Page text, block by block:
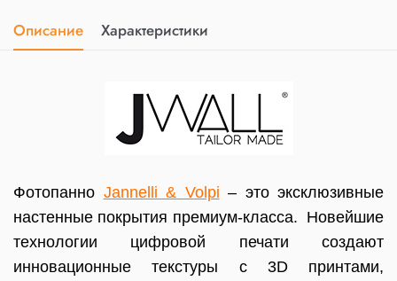
Описание Характеристики
Фотопанно Jannelli & Volpi – это эксклюзивные
настенные покрытия премиум-класса. Новейшие
технологии цифровой печати создают
инновационные текстуры с 3D принтами,